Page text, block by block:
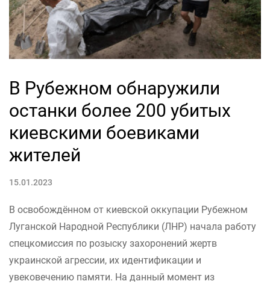
В Рубежном обнаружили
останки более 200 убитых
киевскими боевиками
жителей
15.01.2023
В освобождённом от киевской оккупации Рубежном
Луганской Народной Республики (ЛНР) начала работу
спецкомиссия по розыску захоронений жертв
украинской агрессии, их идентификации и
увековечению памяти. На данный момент из